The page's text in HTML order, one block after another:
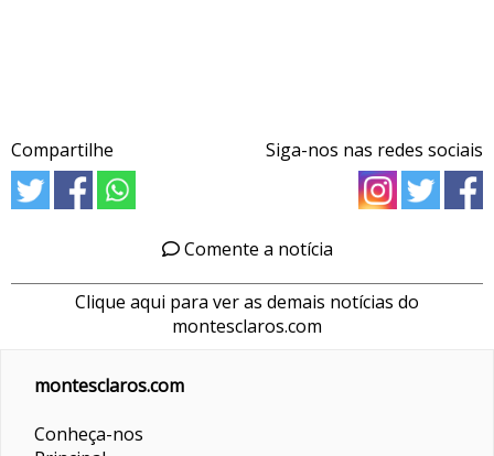
Compartilhe Siga-nos nas redes sociais
Comente a notícia
Clique aqui para ver as demais notícias do
montesclaros.com
montesclaros.com
Conheça-nos